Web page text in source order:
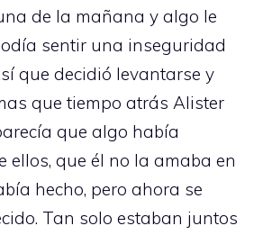
de la mañana y algo le
sentir una inseguridad
que decidió levantarse y
que tiempo atrás Alister
que algo había
ellos, que él no la amaba en
hecho, pero ahora se
Tan solo estaban juntos